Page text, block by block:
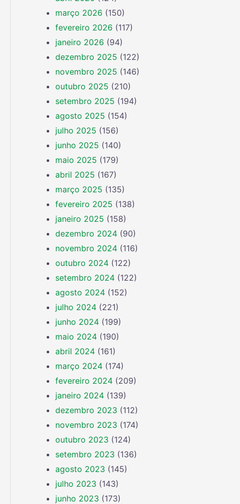
março 2026 (150)
fevereiro 2026 (117)
janeiro 2026 (94)
dezembro 2025 (122)
novembro 2025 (146)
outubro 2025 (210)
setembro 2025 (194)
agosto 2025 (154)
julho 2025 (156)
junho 2025 (140)
maio 2025 (179)
abril 2025 (167)
março 2025 (135)
fevereiro 2025 (138)
janeiro 2025 (158)
dezembro 2024 (90)
novembro 2024 (116)
outubro 2024 (122)
setembro 2024 (122)
agosto 2024 (152)
julho 2024 (221)
junho 2024 (199)
maio 2024 (190)
abril 2024 (161)
março 2024 (174)
fevereiro 2024 (209)
janeiro 2024 (139)
dezembro 2023 (112)
novembro 2023 (174)
outubro 2023 (124)
setembro 2023 (136)
agosto 2023 (145)
julho 2023 (143)
junho 2023 (173)